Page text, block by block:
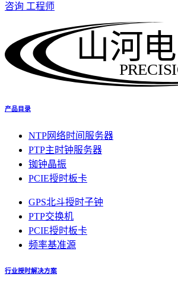
咨询 工程师
山河
产品目录
NTP网络时间服务器
PTP主时钟服务器
铷钟晶振
PCIE授时板卡
GPS北斗授时子钟
PTP交换机
PCIE授时板卡
频率基准源
行业授时解决方案